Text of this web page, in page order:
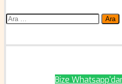
Arama:
Bize